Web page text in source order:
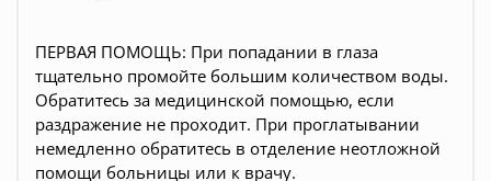
ПЕРВАЯ ПОМОЩЬ: При попадании в глаза
тщательно промойте большим количеством воды.
Обратитесь за медицинской помощью, если
раздражение не проходит. При проглатывании
немедленно обратитесь в отделение неотложной
помощи больницы или к врачу.